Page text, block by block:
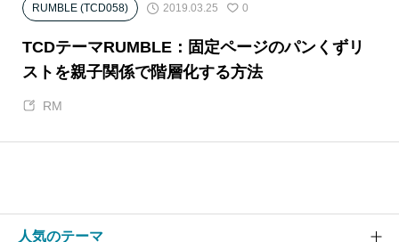
RUMBLE (TCD058) 2019.03.25 0
TCDテーマRUMBLE：固定ページのパンくずリ
ストを親子関係で階層化する方法
RM
人気のテーマ